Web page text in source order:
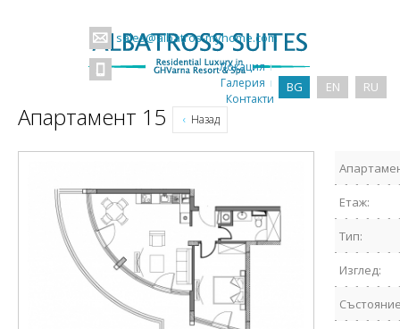
sales@albatros-myhome.com
BG EN RU
Локация
Галерия
Контакти
Апартамент 15 Назад
Етаж:
Тип:
Изглед: